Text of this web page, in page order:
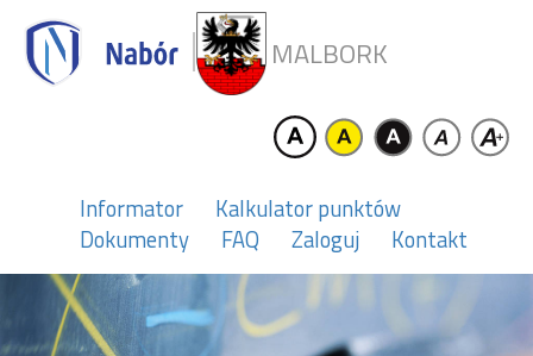
MALBORK
Informator
Kalkulator punktów
Dokumenty
FAQ Zaloguj Kontakt